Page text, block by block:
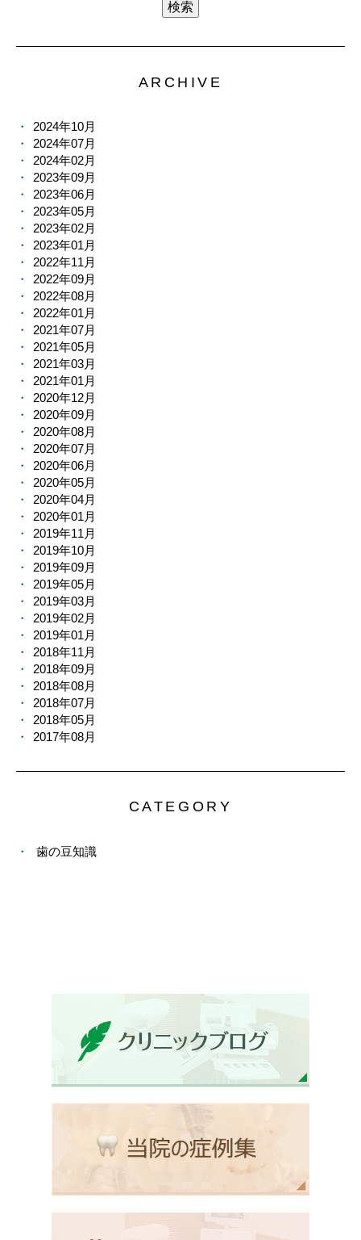
ARCHIVE
2024年10月
2024年07月
2024年02月
2023年09月
2023年06月
2023年05月
2023年02月
2023年01月
2022年11月
2022年09月
2022年08月
2022年01月
2021年07月
2021年05月
2021年03月
2021年01月
2020年12月
2020年09月
2020年08月
2020年07月
2020年06月
2020年05月
2020年04月
2020年01月
2019年11月
2019年10月
2019年09月
2019年05月
2019年03月
2019年02月
2019年01月
2018年11月
2018年09月
2018年08月
2018年07月
2018年05月
2017年08月
CATEGORY
歯の豆知識